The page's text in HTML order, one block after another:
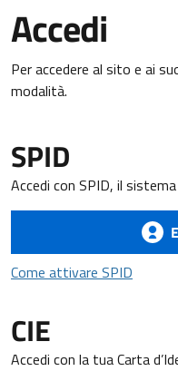
Accedi
Per accedere al sito e ai
modalità.
SPID
Accedi con SPID, il
Come attivare SPID
CIE
Accedi con la tua Carta